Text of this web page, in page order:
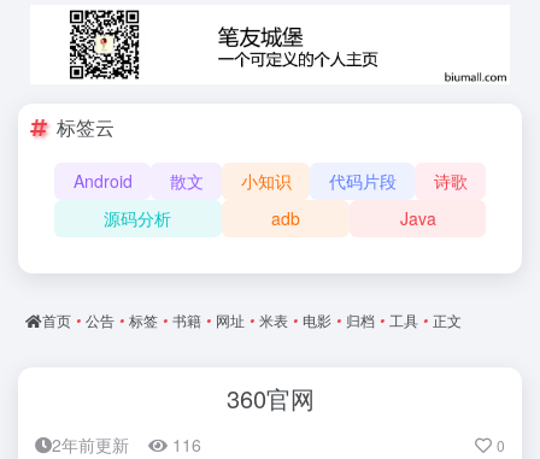
标签云
Android 散文 小知识 代码片段
诗歌
源码分析
adb Java
首页 • 公告 • 标签 • 书籍 • 网址 • 米表 • 电影 • 归档 • 工具 • 正文
360官网
2年前更新 116 0